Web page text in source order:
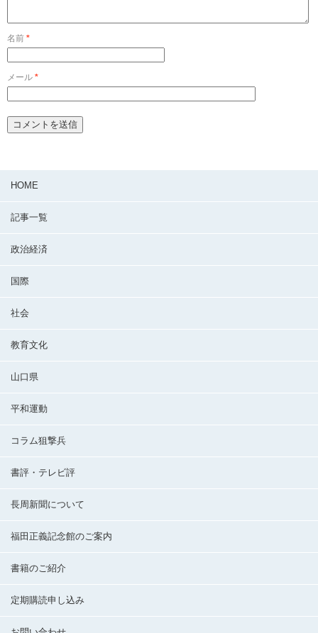
名前 *
メール *
HOME
記事一覧
政治経済
国際
社会
教育文化
山口県
平和運動
コラム狙撃兵
書評・テレビ評
長周新聞について
福田正義記念館のご案内
書籍のご紹介
定期購読申し込み